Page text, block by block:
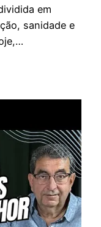
em
sanidade e